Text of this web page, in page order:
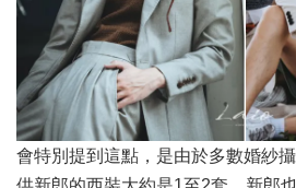
會特別提到這點，是由於多數婚紗